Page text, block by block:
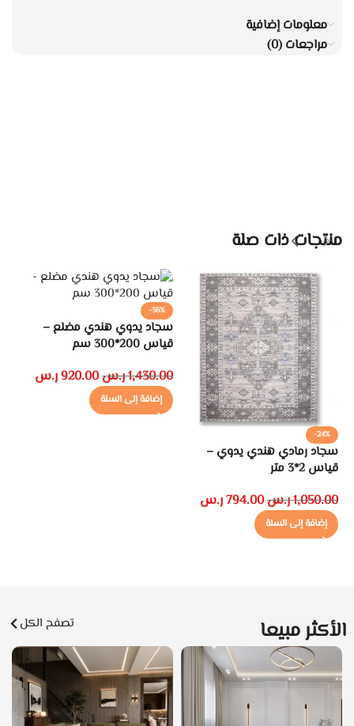
معلومات إضافية
مراجعات (0)
منتجات ذات صلة
-24%
سجاد رمادي هندي يدوي –
قياس 2*3 متر
1,050.00ر.س794.00ر.س
إضافة إلى السلة
-36%
سجاد يدوي هندي مضلع –
قياس 200*300 سم
1,430.00ر.س920.00ر.س
إضافة إلى السلة
الأكثر مبيعا تصفح الكل